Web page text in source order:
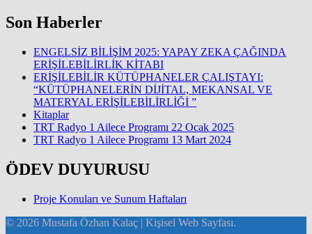
Son Haberler
ENGELSİZ BİLİŞİM 2025: YAPAY ZEKA ÇAĞINDA
ERİŞİLEBİLİRLİK KİTABI
ERİŞİLEBİLİR KÜTÜPHANELER ÇALIŞTAYI:
“KÜTÜPHANELERİN DİJİTAL, MEKANSAL VE
MATERYAL ERİŞİLEBİLİRLİĞİ ”
Kitaplar
TRT Radyo 1 Ailece Programı 22 Ocak 2025
TRT Radyo 1 Ailece Programı 13 Mart 2024
ÖDEV DUYURUSU
Proje Konuları ve Sunum Haftaları
© 2026 Mustafa Özhan Kalaç | Kişisel Web Sayfası.